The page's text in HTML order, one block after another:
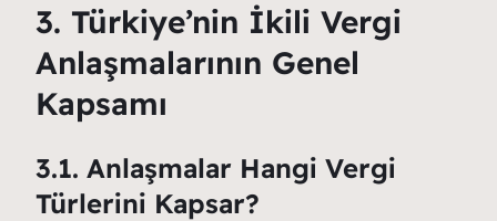
3. Türkiye’nin İkili Vergi
Anlaşmalarının Genel
Kapsamı
3.1. Anlaşmalar Hangi Vergi
Türlerini Kapsar?